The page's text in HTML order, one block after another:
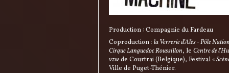
Production : Compagnie du Fardeau
Coproduction : la Verrerie d’Alès - Pôle
Cirque Languedoc Roussillon, le Centre de
vzwde Courtrai (Belgique), Festival«
Ville de Puget-Thénier.